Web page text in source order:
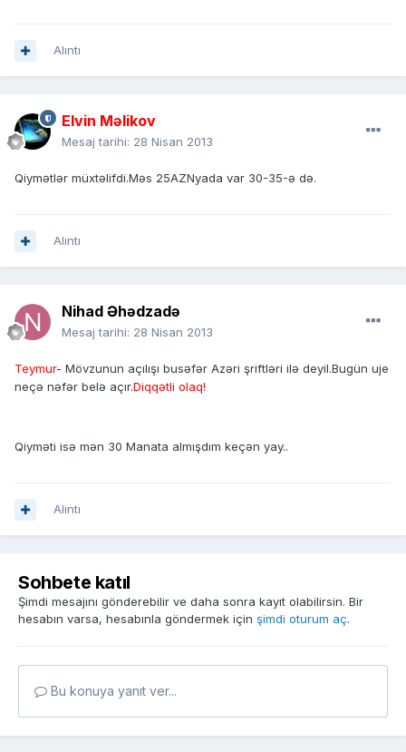
Alıntı
Elvin Məlikov
Mesaj tarihi: 28 Nisan 2013
Qiymətlər müxtəlifdi.Məs 25AZNyada var 30-35-ə də.
Alıntı
Nihad Əhədzadə
Mesaj tarihi: 28 Nisan 2013
Teymur- Mövzunun açılışı busəfər Azəri şriftləri ilə deyil.Bugün uje
neçə nəfər belə açır.Diqqətli olaq!
Qiyməti isə mən 30 Manata almışdım keçən yay..
Alıntı
Sohbete katıl
Şimdi mesajını gönderebilir ve daha sonra kayıt olabilirsin. Bir
hesabın varsa, hesabınla göndermek için şimdi oturum aç.
Bu konuya yanıt ver...